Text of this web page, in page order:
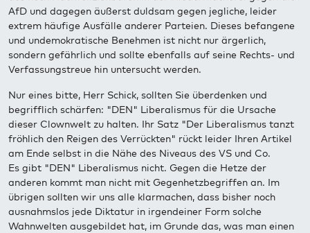
AfD und dagegen äußerst duldsam gegen jegliche, leider
extrem häufige Ausfälle anderer Parteien. Dieses befangene
und undemokratische Benehmen ist nicht nur ärgerlich,
sondern gefährlich und sollte ebenfalls auf seine Rechts- und
Verfassungstreue hin untersucht werden.
Nur eines bitte, Herr Schick, sollten Sie überdenken und
begrifflich schärfen: "DEN" Liberalismus für die Ursache
dieser Clownwelt zu halten. Ihr Satz "Der Liberalismus tanzt
fröhlich den Reigen des Verrückten" rückt leider Ihren Artikel
am Ende selbst in die Nähe des Niveaus des VS und Co.
Es gibt "DEN" Liberalismus nicht. Gegen die Hetze der
anderen kommt man nicht mit Gegenhetzbegriffen an. Im
übrigen sollten wir uns alle klarmachen, dass bisher noch
ausnahmslos jede Diktatur in irgendeiner Form solche
Wahnwelten ausgebildet hat, im Grunde das, was man einen